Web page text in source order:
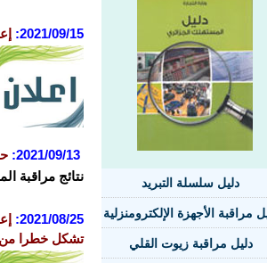
دليل سلسلة التبريد
مراقبة الأجهزة الإلكترومنزلية
دليل مراقبة زيوت القلي
2021/09/15
:
2021/09/13
:
نتائج مراقبة
2021/08/25
:
تشكل خطرا